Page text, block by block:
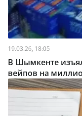
19.03.26, 18:05
В Шымкенте
вейпов на